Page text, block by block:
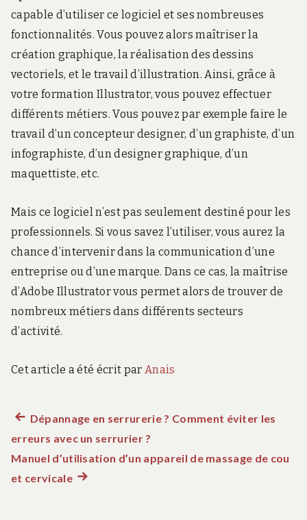
capable d’utiliser ce logiciel et ses nombreuses
fonctionnalités. Vous pouvez alors maîtriser la
création graphique, la réalisation des dessins
vectoriels, et le travail d’illustration. Ainsi, grâce à
votre formation Illustrator, vous pouvez effectuer
différents métiers. Vous pouvez par exemple faire le
travail d’un concepteur designer, d’un graphiste, d’un
infographiste, d’un designer graphique, d’un
maquettiste, etc.
Mais ce logiciel n’est pas seulement destiné pour les
professionnels. Si vous savez l’utiliser, vous aurez la
chance d’intervenir dans la communication d’une
entreprise ou d’une marque. Dans ce cas, la maîtrise
d’Adobe Illustrator vous permet alors de trouver de
nombreux métiers dans différents secteurs
d’activité.
Cet article a été écrit par Anais
Navigation
de
Article
précédent :
Dépannage en serrurerie ? Comment éviter les
erreurs avec un serrurier ?
Manuel d’utilisation d’un appareil de massage de cou
et cervicaleArticle